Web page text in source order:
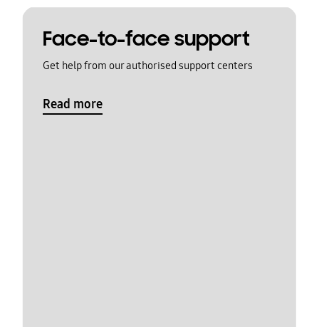
Face-to-face support
Get help from our authorised support centers
Read more